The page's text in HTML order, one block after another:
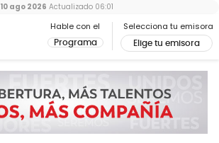
Hable con el
Programa
Selecciona tu emisora
Elige tu emisora
10 ago 2026 Actualizado 06:01